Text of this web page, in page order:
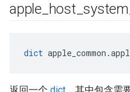
apple host system
dict